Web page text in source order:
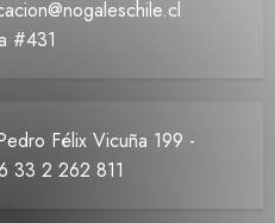
#431
Félix Vicuña 199 -
33 2 262 811